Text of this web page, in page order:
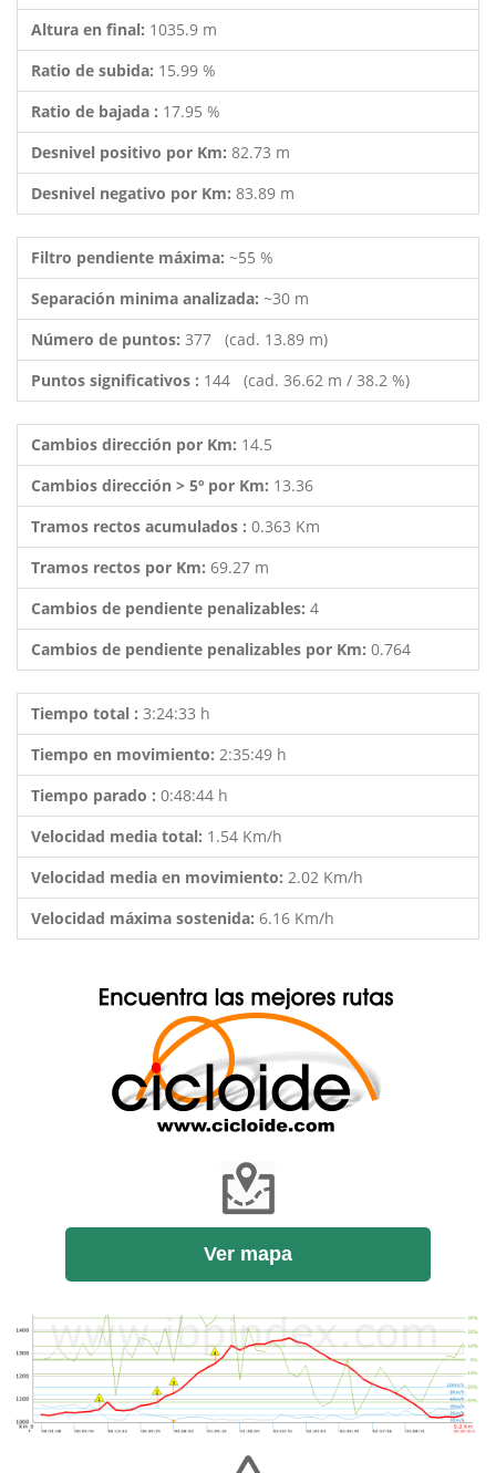
Altura en final: 1035.9 m
Ratio de subida: 15.99 %
Ratio de bajada : 17.95 %
Desnivel positivo por Km: 82.73 m
Desnivel negativo por Km: 83.89 m
Filtro pendiente máxima: ~55 %
Separación minima analizada: ~30 m
Número de puntos: 377 (cad. 13.89 m)
Puntos significativos : 144 (cad. 36.62 m / 38.2 %)
Cambios dirección por Km: 14.5
Cambios dirección > 5º por Km: 13.36
Tramos rectos acumulados : 0.363 Km
Tramos rectos por Km: 69.27 m
Cambios de pendiente penalizables: 4
Cambios de pendiente penalizables por Km: 0.764
Tiempo total : 3:24:33 h
Tiempo en movimiento: 2:35:49 h
Tiempo parado : 0:48:44 h
Velocidad media total: 1.54 Km/h
Velocidad media en movimiento: 2.02 Km/h
Velocidad máxima sostenida: 6.16 Km/h
Ver mapa